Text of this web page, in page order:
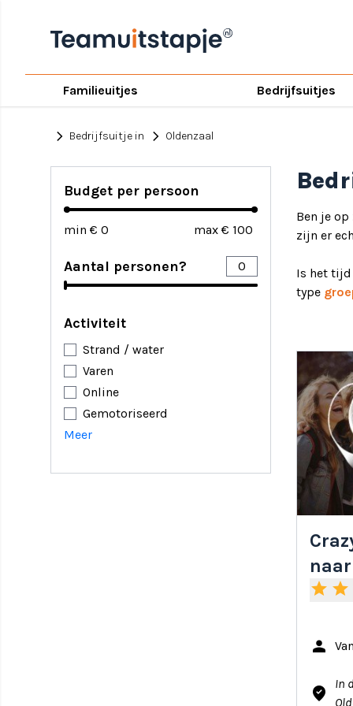
Familieuitjes Bedrijfsuitjes
chevron_right Bedrijfsuitje in chevron_right Oldenzaal
Budget per persoon
min € max €
Aantal personen?
Activiteit
Strand / water
Varen
Online
Gemotoriseerd
Meer
Ben je op
zijn er
Is het tijd
type
star star
person
where_to_vote
In